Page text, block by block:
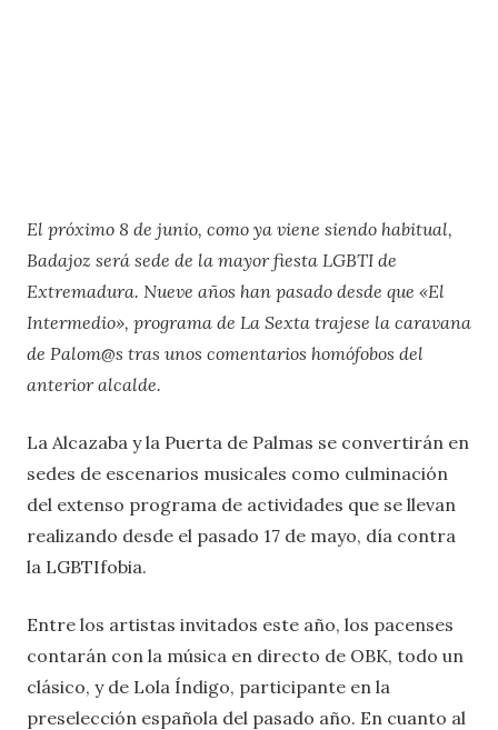
El próximo 8 de junio, como ya viene siendo habitual,
Badajoz será sede de la mayor fiesta LGBTI de
Extremadura. Nueve años han pasado desde que «El
Intermedio», programa de La Sexta trajese la caravana
de Palom@s tras unos comentarios homófobos del
anterior alcalde.
La Alcazaba y la Puerta de Palmas se convertirán en
sedes de escenarios musicales como culminación
del extenso programa de actividades que se llevan
realizando desde el pasado 17 de mayo, día contra
la LGBTIfobia.
Entre los artistas invitados este año, los pacenses
contarán con la música en directo de OBK, todo un
clásico, y de Lola Índigo, participante en la
preselección española del pasado año. En cuanto al